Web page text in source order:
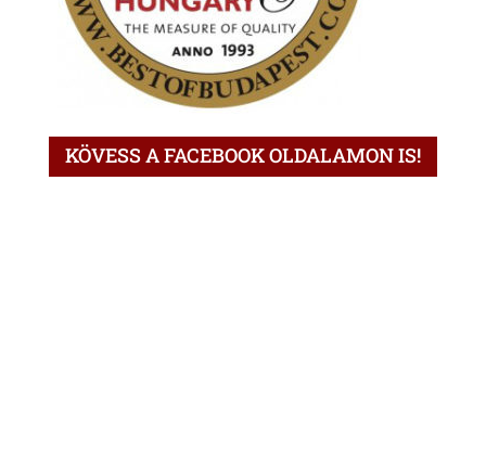
KÖVESS A FACEBOOK OLDALAMON IS!